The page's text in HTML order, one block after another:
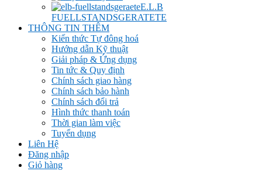
E.L.B
FUELLSTANDSGERATETE
THÔNG TIN THÊM
Kiến thức Tự đông hoá
Hướng dẫn Kỹ thuật
Giải pháp & Ứng dụng
Tin tức & Quy định
Chính sách giao hàng
Chính sách bảo hành
Chính sách đổi trả
Hình thức thanh toán
Thời gian làm việc
Tuyển dụng
Liên Hệ
Đăng nhập
Giỏ hàng